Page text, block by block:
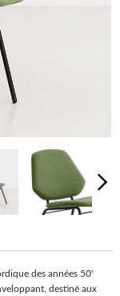
des années 50'
destiné aux